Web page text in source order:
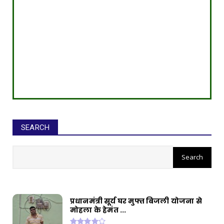
SEARCH
सीईओ ने घोटाले कर बनाई करोड़ों की
प्रधानमंत्री सूर्य घर मुफ्त बिजली योजना से
मोहला के हेमंत ...